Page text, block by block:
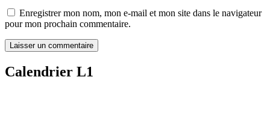
Enregistrer mon nom, mon e-mail et mon site dans le navigateur
pour mon prochain commentaire.
Calendrier L1